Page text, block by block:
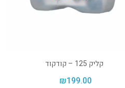
קליק 125 – קודקוד
₪199.00